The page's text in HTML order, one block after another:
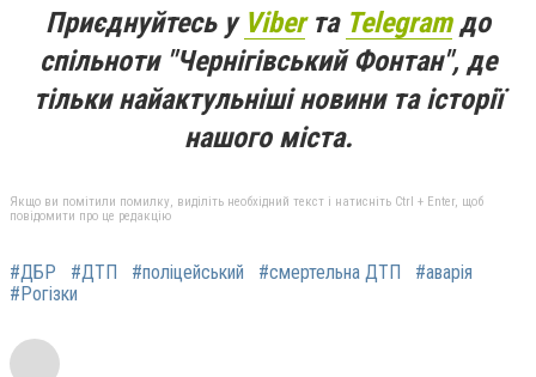
Приєднуйтесь у Viberта Telegramдо
спільноти "Чернігівський Фонтан", де
тільки найактульніші новини та історії
нашого міста.
Якщо ви помітили помилку, виділіть необхідний текст і натисніть Ctrl + Enter, щоб
повідомити про це редакцію
#ДБР #ДТП #поліцейський #смертельна ДТП
#аварія
#Рогізки